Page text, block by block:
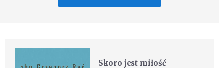
Skoro jest miłość